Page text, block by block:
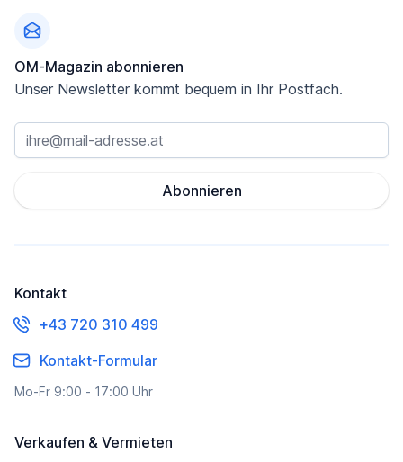
OM-Magazin abonnieren
Unser Newsletter kommt bequem in Ihr Postfach.
Abonnieren
Kontakt
+43 720 310 499
Kontakt-Formular
Mo-Fr 9:00 - 17:00 Uhr
Verkaufen & Vermieten